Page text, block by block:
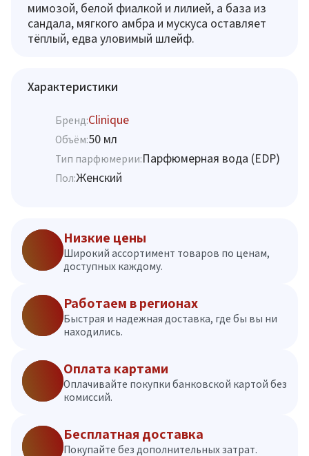
мимозой, белой фиалкой и лилией, а база из
сандала, мягкого амбра и мускуса оставляет
тёплый, едва уловимый шлейф.
Характеристики
Бренд:Clinique
Объём:50 мл
Тип парфюмерии:Парфюмерная вода (EDP)
Пол:Женский
Низкие цены
Широкий ассортимент товаров по ценам,
доступных каждому.
Работаем в регионах
Быстрая и надежная доставка, где бы вы ни
находились.
Оплата картами
Оплачивайте покупки банковской картой без
комиссий.
Бесплатная доставка
Покупайте без дополнительных затрат.